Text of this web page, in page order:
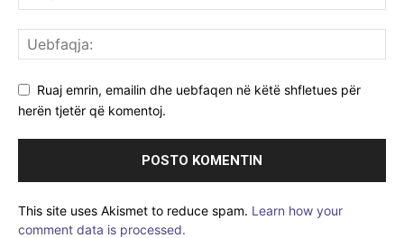
Ruaj emrin, emailin dhe uebfaqen në këtë shfletues për
herën tjetër që komentoj.
This site uses Akismet to reduce spam. Learn how your
comment data is processed.